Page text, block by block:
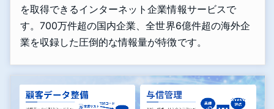
を取得できるインターネット企業情報サービスで
す。700万件超の国内企業、全世界6億件超の海外企
業を収録した圧倒的な情報量が特徴です。